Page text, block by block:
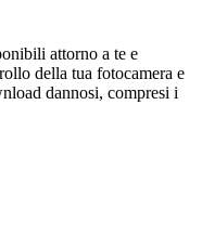
attorno a te e
della tua fotocamera e
dannosi, compresi i